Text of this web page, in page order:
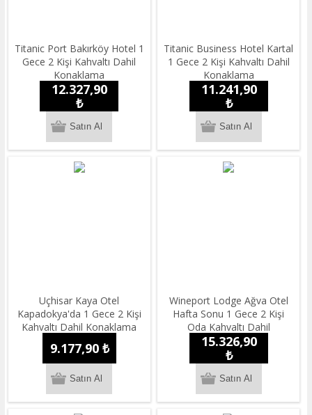
Titanic Port Bakırköy Hotel 1
Gece 2 Kişi Kahvaltı Dahil
Konaklama
12.327,90
₺
Titanic Business Hotel Kartal
1 Gece 2 Kişi Kahvaltı Dahil
Konaklama
11.241,90
₺
Uçhisar Kaya Otel
Kapadokya'da 1 Gece 2 Kişi
Kahvaltı Dahil Konaklama
9.177,90 ₺
Wineport Lodge Ağva Otel
Hafta Sonu 1 Gece 2 Kişi
Oda Kahvaltı Dahil
Konaklama
15.326,90
₺